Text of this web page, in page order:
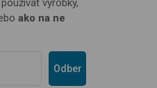
výrobky,
ako na ne
Odber